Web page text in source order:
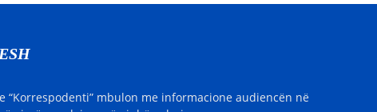
“Korrespodenti” mbulon me informacione audiencën në